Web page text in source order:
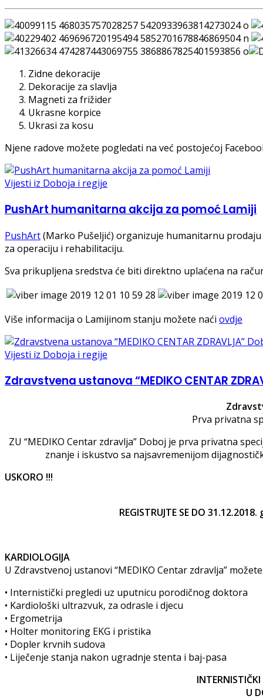
Zidne dekoracije
Dekoracije za slavlja
Magneti za frižider
Ukrasne korpice
Ukrasi za kosu
Njene radove možete pogledati na već postojećoj
Vijesti iz Doboja i regije
PushArt humanitarna akcija za pomoć Lamiji
PushArt(Marko Pušeljić) organizuje humanitarnu
za operaciju i rehabilitaciju.
Sva prikupljena sredstva će biti direktno uplaćena na
Više informacija o Lamijinom stanju možete naći ovdje
Vijesti iz Doboja i regije
Zdravstvena ustanova “MEDIKO CENTAR
Prva privatna
ZU “MEDIKO Centar zdravlja” Doboj je prva privatna
znanje i iskustvo sa najsavremenijom
USKORO !!!
REGISTRUJTE SE DO
KARDIOLOGIJA
U Zdravstvenoj ustanovi “MEDIKO Centar zdravlja”
• Internistički pregledi uz uputnicu porodičnog doktora
• Kardiološki ultrazvuk, za odrasle i djecu
• Ergometrija
• Holter monitoring EKG i pristika
• Dopler krvnih sudova
• Liječenje stanja nakon ugradnje stenta i baj-pasa
U